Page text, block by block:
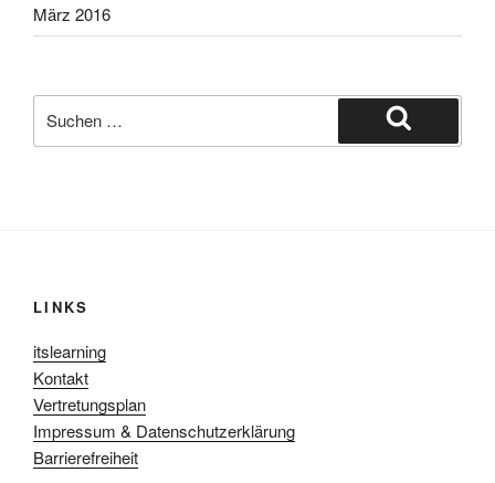
März 2016
nach:
Suchen
LINKS
itslearning
Kontakt
Vertretungsplan
Impressum & Datenschutzerklärung
Barrierefreiheit